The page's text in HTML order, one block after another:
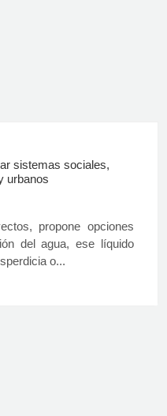
sistemas sociales,
urbanos
propone opciones
del agua, ese líquido
o...